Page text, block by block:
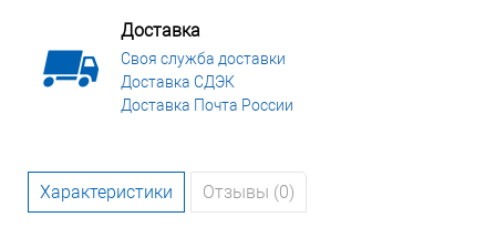
Доставка
Своя служба доставки
Доставка СДЭК
Доставка Почта России
Характеристики Отзывы (0)